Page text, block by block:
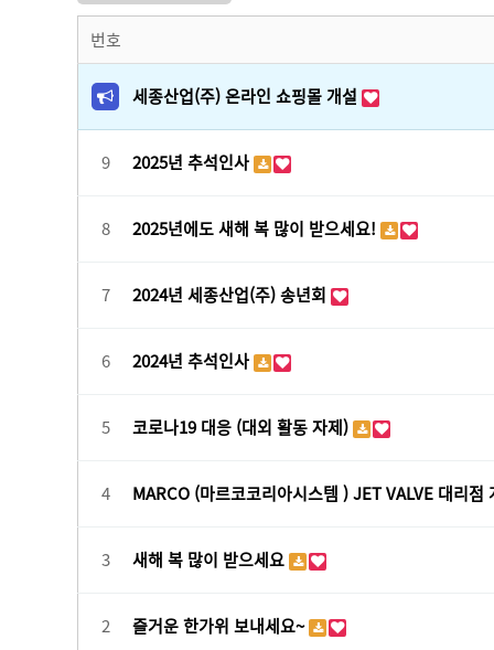
번호
세종산업(주) 온라인 쇼핑몰 개설
9 2025년 추석인사
8 2025년에도 새해 복 많이 받으세요!
7 2024년 세종산업(주) 송년회
6 2024년 추석인사
5 코로나19 대응 (대외 활동 자제)
4 MARCO (마르코코리아시스템 ) JET VALVE 대리점
3 새해 복 많이 받으세요
2 즐거운 한가위 보내세요~